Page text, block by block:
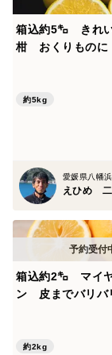
箱込約5㌔ きれ
柑 おくりものに
約5kg
愛媛県八幡
えひめ 二
箱込約2㌔ マイ
ン 皮までバリバ
約2kg